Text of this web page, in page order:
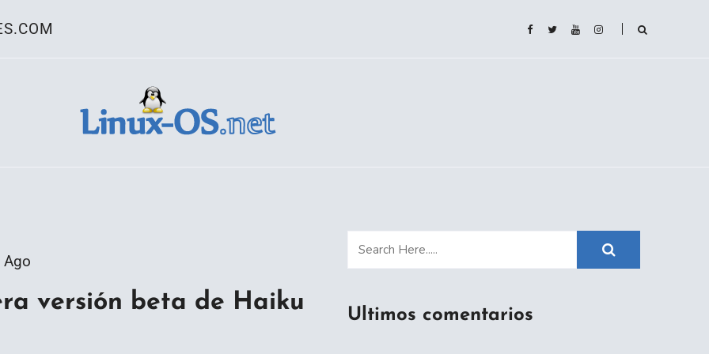
Ago
versión beta de Haiku
Ultimos comentarios